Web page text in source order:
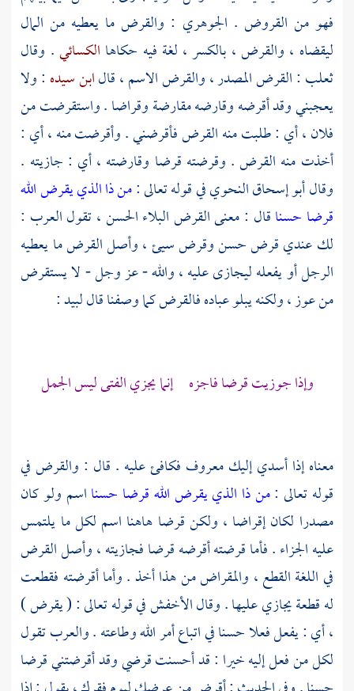
فهو من القروض . الجوهري : والقرض ما يعطيه من المال
ليقضاه ، والقرض ، بالكسر ، لغة فيه حكاها الكسائي. وقال
ثعلب : القرض المصدر ، والقرض الاسم ، قالابن سيده : ولا
يعجبني وقد أقرضه وقارضه مقارضة وقراضا . واستقرضت من
فلان ، أي : طلبت منه القرض فأقرضني . وأقرضت منه ، أي :
أخذت منه القرض . وقرضته قرضا وقارضته ، أي : جازيته .
وقالأبو إسحاق النحويفي قوله تعالى :من ذا الذي يقرض الله
قرضا حسناقال : معنى القرض البلاء الحسن ، تقول العرب :
لك عندي قرض حسن وقرض سيئ ، وأصل القرض ما يعطيه
الرجل أو يفعله ليجازى عليه ، والله - عز وجل - لا يستقرض
من عوز ، ولكنه يبلو عباده فالقرض كما وصفنا قاللبيد:
وإذا جوزيت قرضا فاجزه إنما يجزي الفتى ليس الجمل
معناه إذا أسدي إليك معروف فكافئ عليه . قال : والقرض في
قوله تعالى :من ذا الذي يقرض الله قرضا حسنااسم ولو كان
مصدرا لكان إقراضا ، ولكن قرضا هاهنا اسم لكل ما يلتمس
عليه الجزاء . فأما قرضته أقرضه قرضا فجازيته ، وأصل القرض
في اللغة القطع ، والمقراض من هذا أخذ . وأما أقرضته فقطعت
له قطعة يجازي عليها . وقالالأخفشفي قوله تعالى : ( يقرض )
، أي : يفعل فعلا حسنا في اتباع أمر الله وطاعته . والعرب تقول
لكل من فعل إليه خيرا : قد أحسنت قرضي وقد أقرضتني قرضا